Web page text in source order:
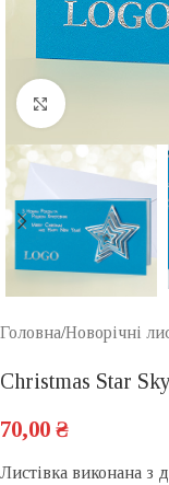
Click to
Головна Новорічні
Christmas Star
70,00 ₴
Листівка виконана з